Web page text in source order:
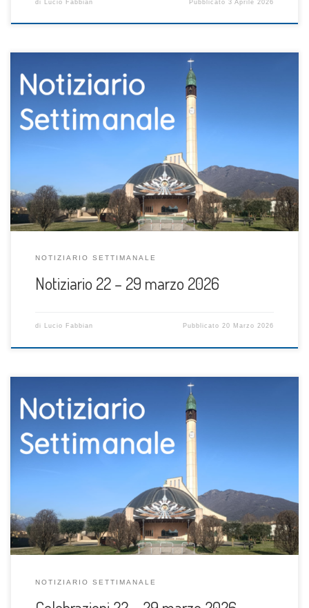
di Lucio Fabbian Pubblicato3 Aprile 2026
NOTIZIARIO SETTIMANALE
Notiziario 22 – 29 marzo 2026
di Lucio Fabbian Pubblicato20 Marzo 2026
NOTIZIARIO SETTIMANALE